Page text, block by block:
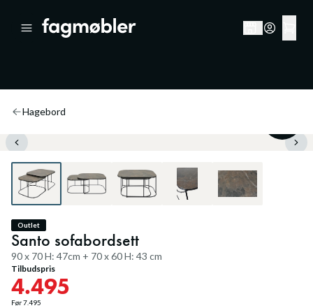
Hagebord
Outlet
Santo sofabordsett
90 x 70 H: 47cm + 70 x 60 H: 43 cm
Tilbudspris
4.495
Før7.495